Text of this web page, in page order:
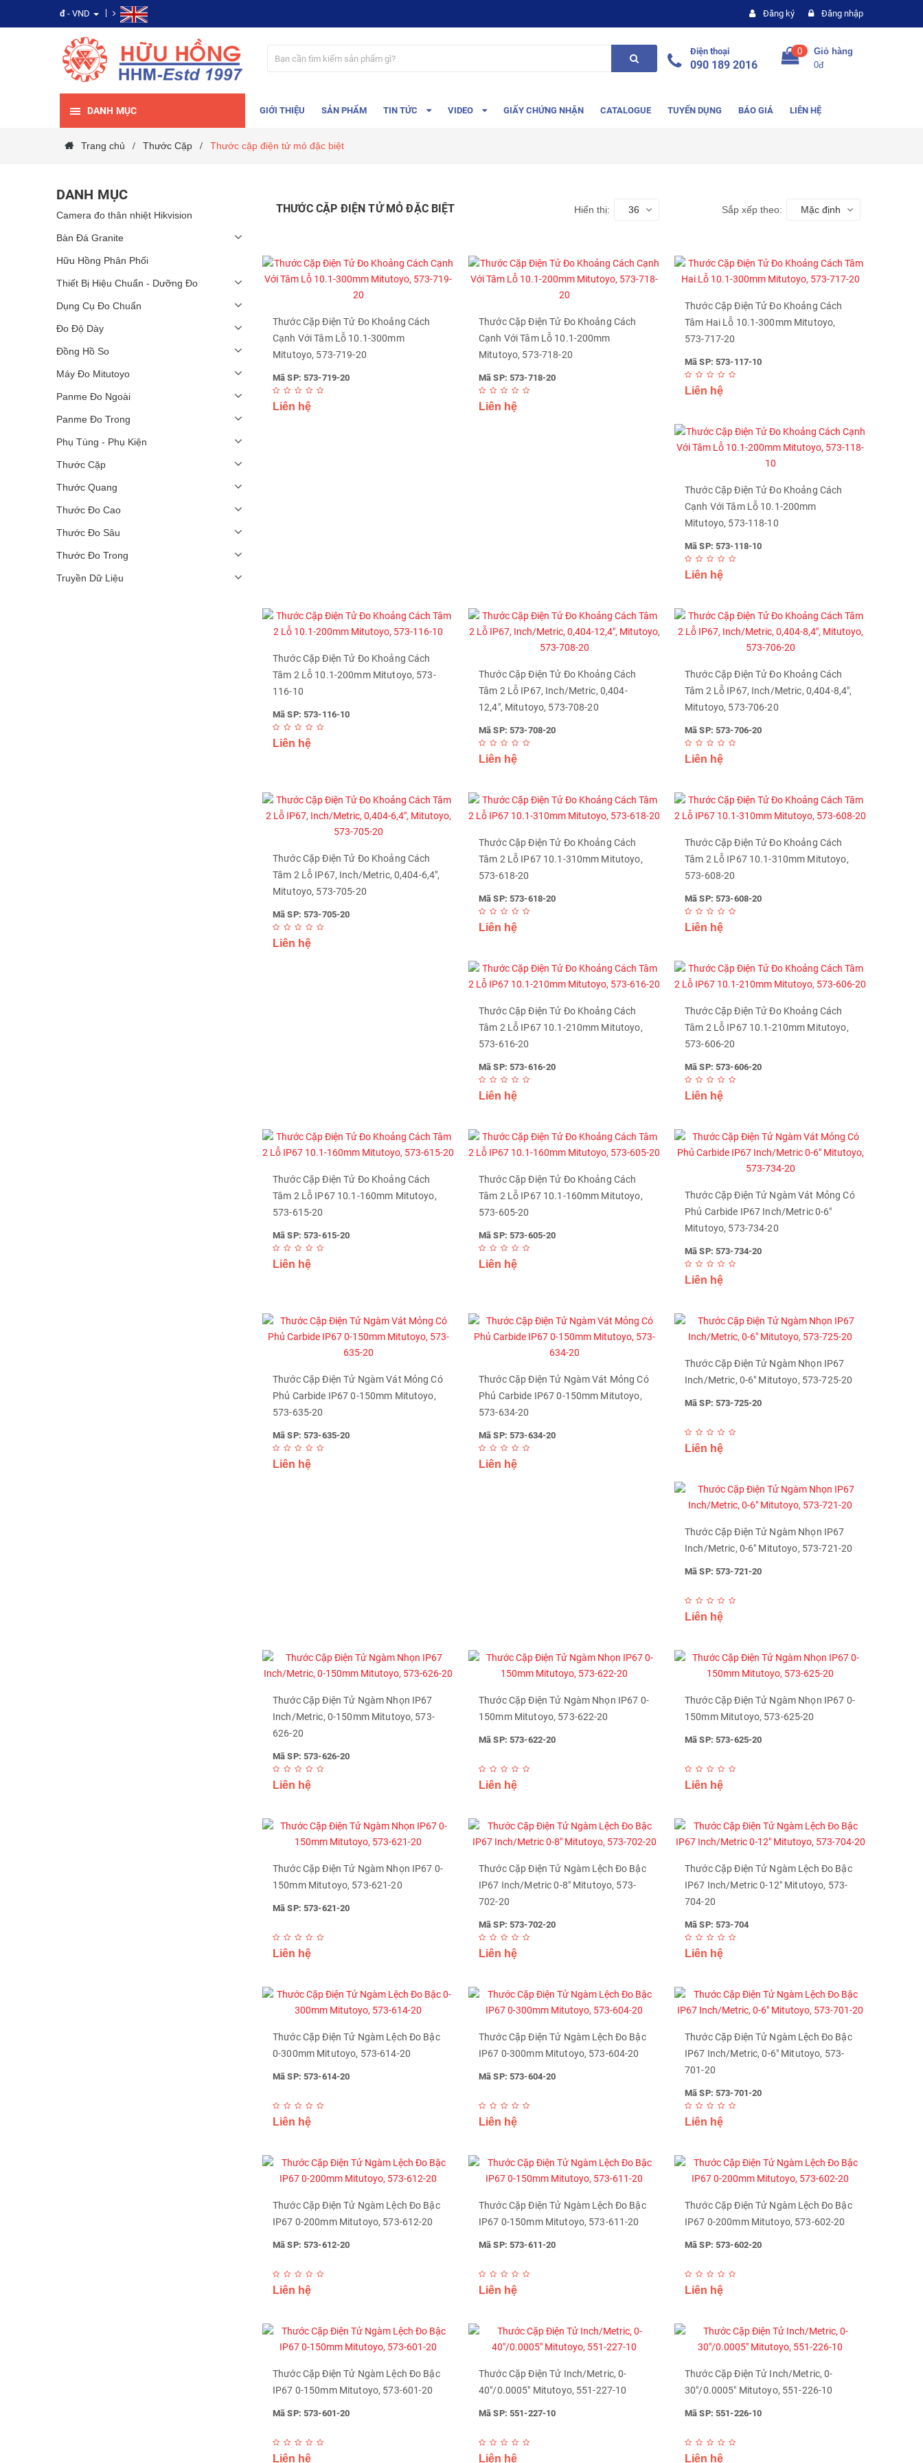
đ - VND Đăng ký Đăng nhập
Điện thoại
090 189 2016
0
Giỏ hàng
0đ
DANH MỤC GIỚI THIỆU SẢN PHẨM TIN TỨC VIDEO GIẤY CHỨNG NHẬN CATALOGUE TUYỂN DỤNG BÁO GIÁ LIÊN HỆ
Trang chủ / Thước Cặp / Thước cặp điện tử mỏ đặc biệt
THƯỚC CẶP ĐIỆN TỬ MỎ ĐẶC BIỆT Sắp xếp theo: Mặc định
Hiển thị: 36
Thước Cặp Điện Tử Đo Khoảng Cách
Cạnh Với Tâm Lỗ 10.1-300mm
Mitutoyo, 573-719-20
Mã SP: 573-719-20
Liên hệ
Thước Cặp Điện Tử Đo Khoảng Cách
Cạnh Với Tâm Lỗ 10.1-200mm
Mitutoyo, 573-718-20
Mã SP: 573-718-20
Liên hệ
Thước Cặp Điện Tử Đo Khoảng Cách
Tâm Hai Lỗ 10.1-300mm Mitutoyo,
573-717-20
Mã SP: 573-117-10
Liên hệ
Thước Cặp Điện Tử Đo Khoảng Cách
Cạnh Với Tâm Lỗ 10.1-200mm
Mitutoyo, 573-118-10
Mã SP: 573-118-10
Liên hệ
Thước Cặp Điện Tử Đo Khoảng Cách
Tâm 2 Lỗ 10.1-200mm Mitutoyo, 573-
116-10
Mã SP: 573-116-10
Liên hệ
Thước Cặp Điện Tử Đo Khoảng Cách
Tâm 2 Lỗ IP67, Inch/Metric, 0,404-
12,4", Mitutoyo, 573-708-20
Mã SP: 573-708-20
Liên hệ
Thước Cặp Điện Tử Đo Khoảng Cách
Tâm 2 Lỗ IP67, Inch/Metric, 0,404-8,4",
Mitutoyo, 573-706-20
Mã SP: 573-706-20
Liên hệ
Thước Cặp Điện Tử Đo Khoảng Cách
Tâm 2 Lỗ IP67, Inch/Metric, 0,404-6,4",
Mitutoyo, 573-705-20
Mã SP: 573-705-20
Liên hệ
Thước Cặp Điện Tử Đo Khoảng Cách
Tâm 2 Lỗ IP67 10.1-310mm Mitutoyo,
573-618-20
Mã SP: 573-618-20
Liên hệ
Thước Cặp Điện Tử Đo Khoảng Cách
Tâm 2 Lỗ IP67 10.1-310mm Mitutoyo,
573-608-20
Mã SP: 573-608-20
Liên hệ
Thước Cặp Điện Tử Đo Khoảng Cách
Tâm 2 Lỗ IP67 10.1-210mm Mitutoyo,
573-616-20
Mã SP: 573-616-20
Liên hệ
Thước Cặp Điện Tử Đo Khoảng Cách
Tâm 2 Lỗ IP67 10.1-210mm Mitutoyo,
573-606-20
Mã SP: 573-606-20
Liên hệ
Thước Cặp Điện Tử Đo Khoảng Cách
Tâm 2 Lỗ IP67 10.1-160mm Mitutoyo,
573-615-20
Mã SP: 573-615-20
Liên hệ
Thước Cặp Điện Tử Đo Khoảng Cách
Tâm 2 Lỗ IP67 10.1-160mm Mitutoyo,
573-605-20
Mã SP: 573-605-20
Liên hệ
Thước Cặp Điện Tử Ngàm Vát Mỏng Có
Phủ Carbide IP67 Inch/Metric 0-6"
Mitutoyo, 573-734-20
Mã SP: 573-734-20
Liên hệ
Thước Cặp Điện Tử Ngàm Vát Mỏng Có
Phủ Carbide IP67 0-150mm Mitutoyo,
573-635-20
Mã SP: 573-635-20
Liên hệ
Thước Cặp Điện Tử Ngàm Vát Mỏng Có
Phủ Carbide IP67 0-150mm Mitutoyo,
573-634-20
Mã SP: 573-634-20
Liên hệ
Thước Cặp Điện Tử Ngàm Nhọn IP67
Inch/Metric, 0-6" Mitutoyo, 573-725-20
Mã SP: 573-725-20
Liên hệ
Thước Cặp Điện Tử Ngàm Nhọn IP67
Inch/Metric, 0-6" Mitutoyo, 573-721-20
Mã SP: 573-721-20
Liên hệ
Thước Cặp Điện Tử Ngàm Nhọn IP67
Inch/Metric, 0-150mm Mitutoyo, 573-
626-20
Mã SP: 573-626-20
Liên hệ
Thước Cặp Điện Tử Ngàm Nhọn IP67 0-
150mm Mitutoyo, 573-622-20
Mã SP: 573-622-20
Liên hệ
Thước Cặp Điện Tử Ngàm Nhọn IP67 0-
150mm Mitutoyo, 573-625-20
Mã SP: 573-625-20
Liên hệ
Thước Cặp Điện Tử Ngàm Nhọn IP67 0-
150mm Mitutoyo, 573-621-20
Mã SP: 573-621-20
Liên hệ
Thước Cặp Điện Tử Ngàm Lệch Đo Bậc
IP67 Inch/Metric 0-8" Mitutoyo, 573-
702-20
Mã SP: 573-702-20
Liên hệ
Thước Cặp Điện Tử Ngàm Lệch Đo Bậc
IP67 Inch/Metric 0-12" Mitutoyo, 573-
704-20
Mã SP: 573-704
Liên hệ
Thước Cặp Điện Tử Ngàm Lệch Đo Bậc
0-300mm Mitutoyo, 573-614-20
Mã SP: 573-614-20
Liên hệ
Thước Cặp Điện Tử Ngàm Lệch Đo Bậc
IP67 0-300mm Mitutoyo, 573-604-20
Mã SP: 573-604-20
Liên hệ
Thước Cặp Điện Tử Ngàm Lệch Đo Bậc
IP67 Inch/Metric, 0-6" Mitutoyo, 573-
701-20
Mã SP: 573-701-20
Liên hệ
Thước Cặp Điện Tử Ngàm Lệch Đo Bậc
IP67 0-200mm Mitutoyo, 573-612-20
Mã SP: 573-612-20
Liên hệ
Thước Cặp Điện Tử Ngàm Lệch Đo Bậc
IP67 0-150mm Mitutoyo, 573-611-20
Mã SP: 573-611-20
Liên hệ
Thước Cặp Điện Tử Ngàm Lệch Đo Bậc
IP67 0-200mm Mitutoyo, 573-602-20
Mã SP: 573-602-20
Liên hệ
Thước Cặp Điện Tử Ngàm Lệch Đo Bậc
IP67 0-150mm Mitutoyo, 573-601-20
Mã SP: 573-601-20
Liên hệ
Thước Cặp Điện Tử Inch/Metric, 0-
40"/0.0005" Mitutoyo, 551-227-10
Mã SP: 551-227-10
Liên hệ
Thước Cặp Điện Tử Inch/Metric, 0-
30"/0.0005" Mitutoyo, 551-226-10
Mã SP: 551-226-10
Liên hệ
DANH MỤC
Camera đo thân nhiệt Hikvision
Bàn Đá Granite
Hữu Hồng Phân Phối
Thiết Bị Hiệu Chuẩn - Dưỡng Đo
Dụng Cụ Đo Chuẩn
Đo Độ Dày
Đồng Hồ So
Máy Đo Mitutoyo
Panme Đo Ngoài
Panme Đo Trong
Phụ Tùng - Phụ Kiện
Thước Cặp
Thước Quang
Thước Đo Cao
Thước Đo Sâu
Thước Đo Trong
Truyền Dữ Liệu